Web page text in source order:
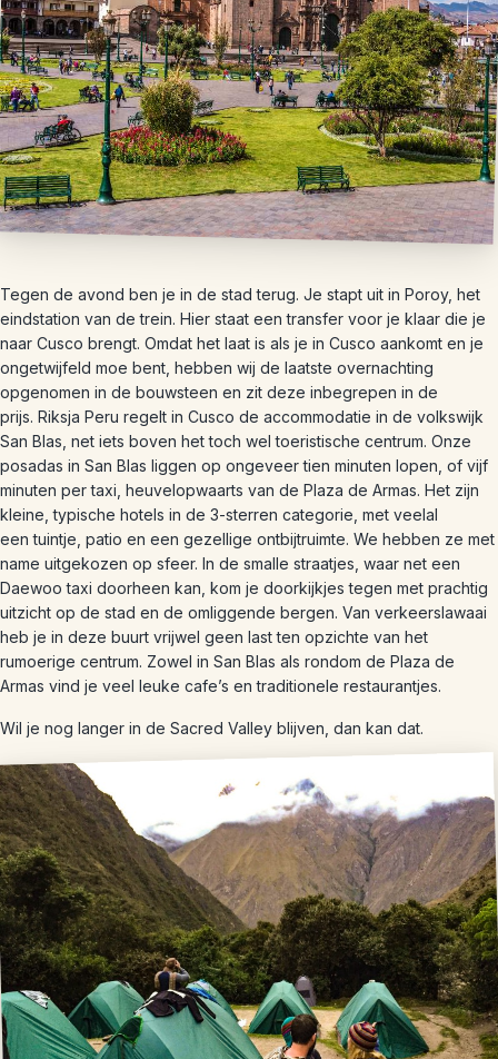
Tegen de avond ben je in de stad terug. Je stapt uit in Poroy, het
eindstation van de trein. Hier staat een transfer voor je klaar die je
naar Cusco brengt. Omdat het laat is als je in Cusco aankomt en je
ongetwijfeld moe bent, hebben wij de laatste overnachting
opgenomen in de bouwsteen en zit deze inbegrepen in de
prijs. Riksja Peru regelt in Cusco de accommodatie in de volkswijk
San Blas, net iets boven het toch wel toeristische centrum. Onze
posadas in San Blas liggen op ongeveer tien minuten lopen, of vijf
minuten per taxi, heuvelopwaarts van de Plaza de Armas. Het zijn
kleine, typische hotels in de 3-sterren categorie, met veelal
een tuintje, patio en een gezellige ontbijtruimte. We hebben ze met
name uitgekozen op sfeer. In de smalle straatjes, waar net een
Daewoo taxi doorheen kan, kom je doorkijkjes tegen met prachtig
uitzicht op de stad en de omliggende bergen. Van verkeerslawaai
heb je in deze buurt vrijwel geen last ten opzichte van het
rumoerige centrum. Zowel in San Blas als rondom de Plaza de
Armas vind je veel leuke cafe’s en traditionele restaurantjes.
Wil je nog langer in de Sacred Valley blijven, dan kan dat.